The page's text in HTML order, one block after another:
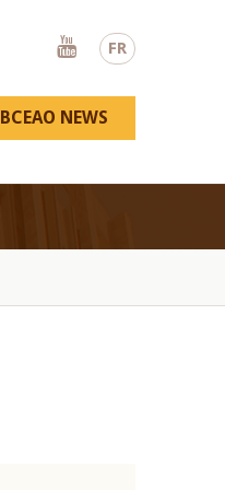
FR
Youtube
BCEAO NEWS